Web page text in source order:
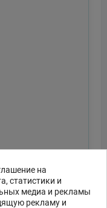
на
статистики и
медиа и рекламы
рекламу и